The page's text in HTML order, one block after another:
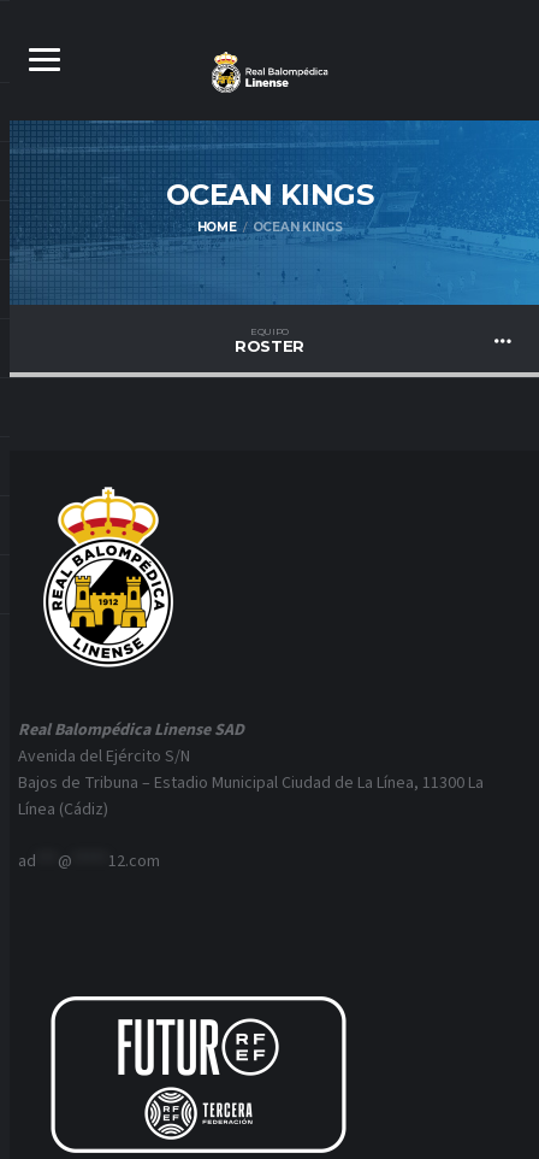
OCEANKINGS
HOME OCEAN KINGS
EQUIPO
ROSTER
Real Balompédica Linense SAD
Avenida del Ejército S/N
Bajos de Tribuna – Estadio Municipal Ciudad de La Línea, 11300 La
Línea (Cádiz)
ad @ 12.com